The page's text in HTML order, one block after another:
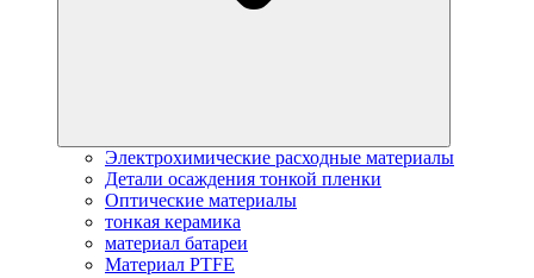
Электрохимические расходные материалы
Детали осаждения тонкой пленки
Оптические материалы
тонкая керамика
материал батареи
Материал PTFE